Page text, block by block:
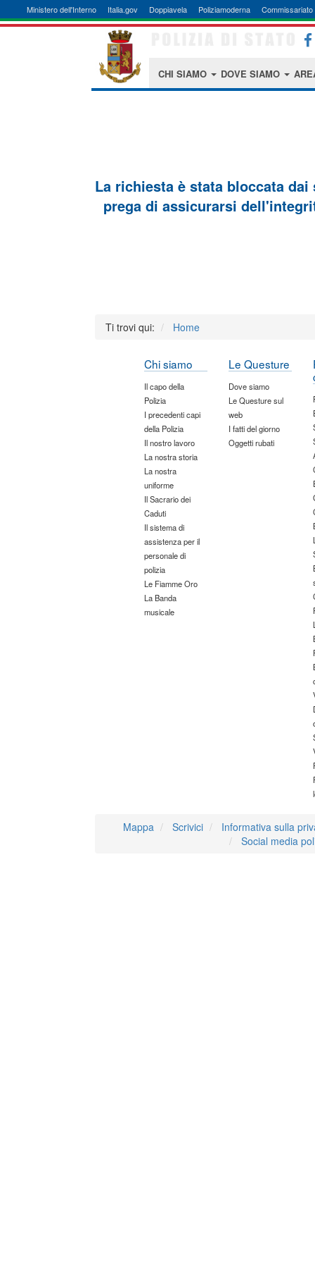
Ministero dell'Interno Italia.gov Doppiavela Poliziamoderna Commissariato
CHI SIAMO DOVE SIAMO
La richiesta è stata bloccata
prega di assicurarsi
Ti trovi qui: Home
Chi siamo
Il capo della
Polizia
I precedenti capi
della Polizia
Il nostro lavoro
La nostra storia
La nostra
uniforme
Il Sacrario dei
Caduti
Il sistema di
assistenza per il
personale di
polizia
Le Fiamme Oro
La Banda
musicale
Le Questure
Dove siamo
Le Questure sul
web
I fatti del giorno
Oggetti rubati
Mappa Scrivici
Informativa sulla
Social media